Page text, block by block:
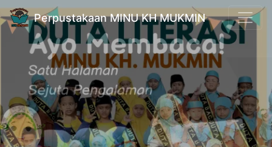
Perpustakaan MINU KH MUKMIN